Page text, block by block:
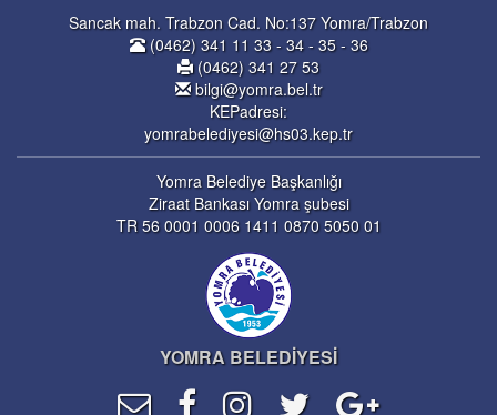
Sancak mah. Trabzon Cad. No:137 Yomra/Trabzon
(0462) 341 11 33 - 34 - 35 - 36
(0462) 341 27 53
bilgi@yomra.bel.tr
KEPadresi:
yomrabelediyesi@hs03.kep.tr
Yomra Belediye Başkanlığı
Ziraat Bankası Yomra şubesi
TR 56 0001 0006 1411 0870 5050 01
YOMRA BELEDİYESİ